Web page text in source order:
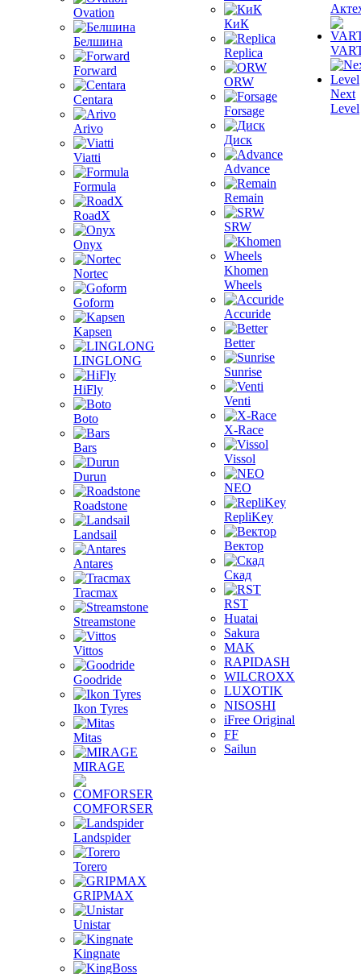
Ovation
Белшина
Forward
Centara
Arivo
Viatti
Formula
RoadX
Onyx
Nortec
Goform
Kapsen
LINGLONG
HiFly
Boto
Bars
Durun
Roadstone
Landsail
Antares
Tracmax
Streamstone
Vittos
Goodride
Ikon Tyres
Mitas
MIRAGE
COMFORSER
Landspider
Torero
GRIPMAX
Unistar
Kingnate
КиК
Replica
ORW
Forsage
Диск
Advance
Remain
SRW
Khomen
Wheels
Accuride
Better
Sunrise
Venti
X-Race
Vissol
NEO
RepliKey
Вектор
Скад
RST
Huatai
Sakura
MAK
RAPIDASH
WILCROXX
LUXOTIK
NISOSHI
iFree Original
FF
Sailun
Next
Level